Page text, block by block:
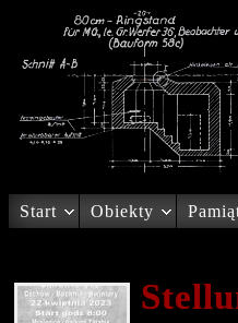
Start Obiekty